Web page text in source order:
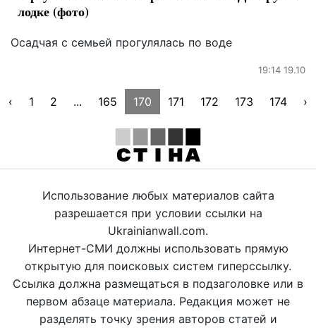
лодке (фото)
Осадчая с семьей прогулялась по воде
19:14 19.10
‹ 1 2 ... 165 170 171 172 173 174 ›
Использование любых материалов сайта
разрешается при условии ссылки на
Ukrainianwall.com.
Интернет-СМИ должны использовать прямую
открытую для поисковых систем гиперссылку.
Ссылка должна размещаться в подзаголовке или в
первом абзаце материала. Редакция может не
разделять точку зрения авторов статей и